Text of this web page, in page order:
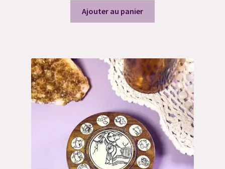
Ajouter au panier